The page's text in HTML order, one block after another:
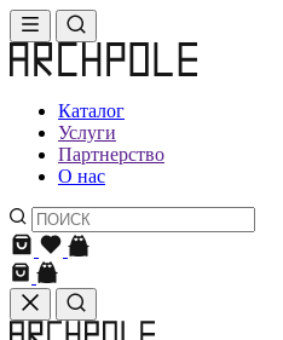
Каталог
Услуги
Партнерство
О нас